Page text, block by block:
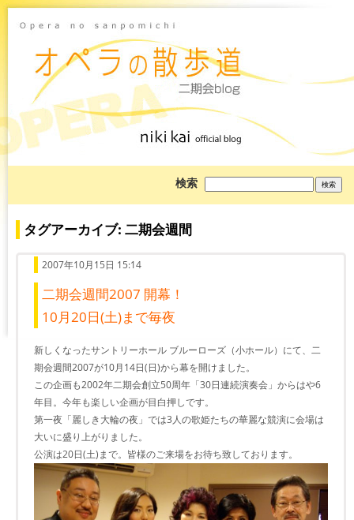
検索
を
タグアーカイブ: 二期会週間
2007年10月15日 15:14
二期会週間2007 開幕！
10月20日(土)まで毎夜
新しくなったサントリーホール ブルーローズ（小ホール）にて、二
期会週間2007が10月14日(日)から幕を開けました。
この企画も2002年二期会創立50周年「30日連続演奏会」からはや6
年目。今年も楽しい企画が目白押しです。
第一夜「麗しき大輪の夜」では3人の歌姫たちの華麗な競演に会場は
大いに盛り上がりました。
公演は20日(土)まで。皆様のご来場をお待ち致しております。